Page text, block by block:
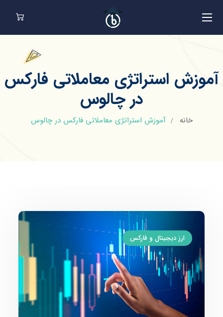
آموزش استراتژی معاملاتی فارکس
در چالوس
خانه آموزش استراتژی معاملاتی فارکس در چالوس
ارز دیجیتال و فارکس